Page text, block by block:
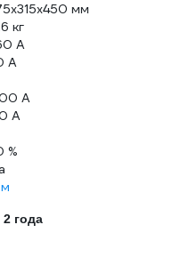
мм
кг
А
А
А
А
%
года